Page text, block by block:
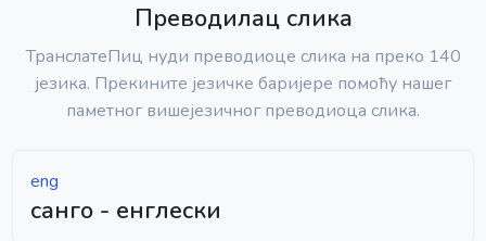
Преводилац слика
ТранслатеПиц нуди преводиоце слика на преко 140
језика. Прекините језичке баријере помоћу нашег
паметног вишејезичног преводиоца слика.
eng
санго - енглески